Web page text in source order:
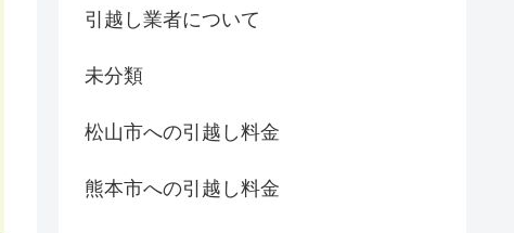
引越し業者について
未分類
松山市への引越し料金
熊本市への引越し料金